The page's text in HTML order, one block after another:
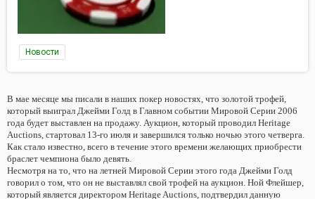
Новости
В мае месяце мы писали в наших покер новостях, что золотой трофей,
который выиграл Джейми Голд в Главном событии Мировой Серии 2006
года будет выставлен на продажу. Аукцион, который проводил Heritage
Auctions, стартовал 13-го июля и завершился только ночью этого четверга.
Как стало известно, всего в течение этого времени желающих приобрести
браслет чемпиона было девять.
Несмотря на то, что на летней Мировой Серии этого года Джейми Голд
говорил о том, что он не выставлял свой трофей на аукцион. Ной Флейшер,
который является директором Heritage Auctions, подтвердил данную